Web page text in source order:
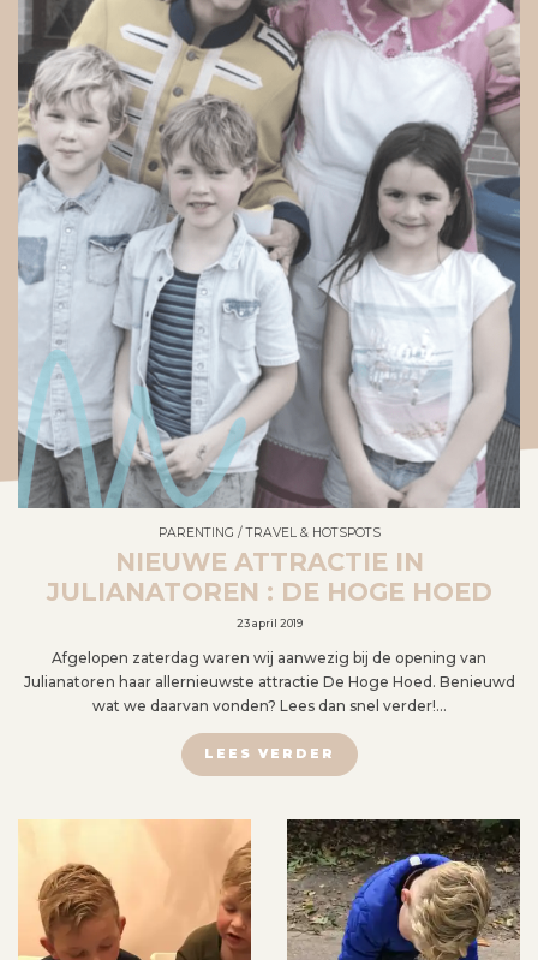
PARENTING /TRAVEL & HOTSPOTS
NIEUWE ATTRACTIE IN
JULIANATOREN : DE HOGE HOED
23 april 2019
Afgelopen zaterdag waren wij aanwezig bij de opening van
Julianatoren haar allernieuwste attractie De Hoge Hoed. Benieuwd
wat we daarvan vonden? Lees dan snel verder!…
LEES VERDER